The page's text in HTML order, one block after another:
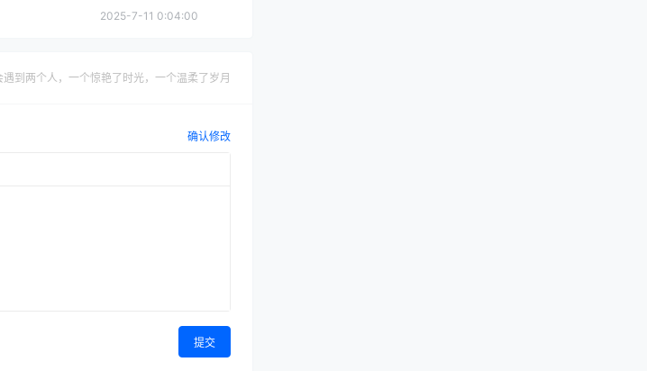
2025-7-11 0:04:00
遇到两个人，一个惊艳了时光，一个温柔了岁月
确认修改
提交